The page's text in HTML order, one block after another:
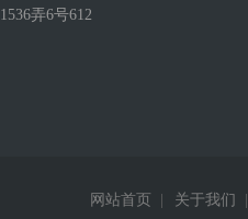
弄6号612
网站首页 关于我们